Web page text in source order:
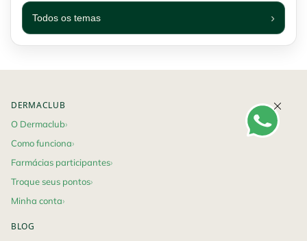
Todos os temas
DERMACLUB
O Dermaclub
Como funciona
Farmácias participantes
Troque seus pontos
Minha conta
BLOG